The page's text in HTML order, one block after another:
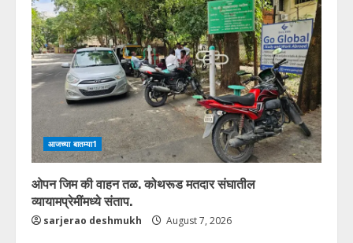
आजच्या बातम्या1
ओपन जिम की वाहन तळ. कोथरूड मतदार संघातील
व्यायामप्रेमींमध्ये संताप.
sarjerao deshmukh August 7, 2026